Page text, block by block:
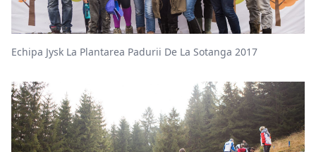
Echipa Jysk La Plantarea Padurii De La Sotanga 2017